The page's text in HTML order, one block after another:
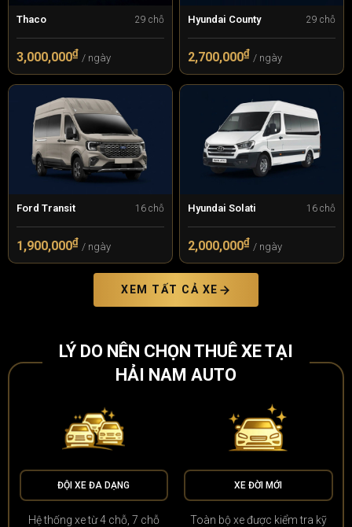
Thaco 29 chỗ
3,000,000₫ / ngày
Hyundai County 29 chỗ
2,700,000₫ / ngày
Ford Transit 16 chỗ
1,900,000₫ / ngày
Hyundai Solati 16 chỗ
2,000,000₫ / ngày
XEM TẤT CẢ XE
LÝ DO NÊN CHỌN THUÊ XE TẠI
HẢI NAM AUTO
ĐỘI XE ĐA DẠNG
Hệ thống xe từ 4 chỗ, 7 chỗ
XE ĐỜI MỚI
Toàn bộ xe được kiểm tra kỹ